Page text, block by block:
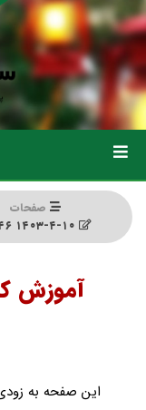
صفحات
۱۴۰۳-۴-۱۰ ۰۹:۴۶
آموزش
این صفحه به